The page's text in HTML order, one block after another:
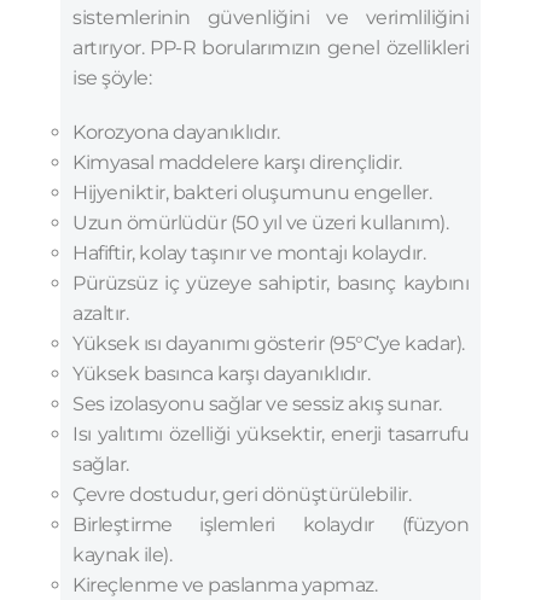
sistemlerinin güvenliğini ve verimliliğini
artırıyor. PP-R borularımızın genel özellikleri
ise şöyle:
Korozyona dayanıklıdır.
Kimyasal maddelere karşı dirençlidir.
Hijyeniktir, bakteri oluşumunu engeller.
Uzun ömürlüdür (50 yıl ve üzeri kullanım).
Hafiftir, kolay taşınır ve montajı kolaydır.
Pürüzsüz iç yüzeye sahiptir, basınç kaybını
azaltır.
Yüksek ısı dayanımı gösterir (95°C’ye kadar).
Yüksek basınca karşı dayanıklıdır.
Ses izolasyonu sağlar ve sessiz akış sunar.
Isı yalıtımı özelliği yüksektir, enerji tasarrufu
sağlar.
Çevre dostudur, geri dönüştürülebilir.
Birleştirme işlemleri kolaydır (füzyon
kaynak ile).
Kireçlenme ve paslanma yapmaz.